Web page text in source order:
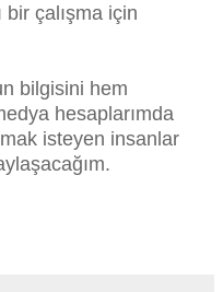
çalışma için
bilgisini hem
hesaplarımda
isteyen insanlar